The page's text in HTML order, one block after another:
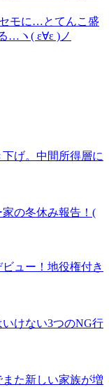
モに…とてんこ盛
…ヽ( ε∀ε )ノ
げ。中間所得層に
の冬休み報告！(
ュー！地役権付き
いけない3つのNG行
た新しい家族が増